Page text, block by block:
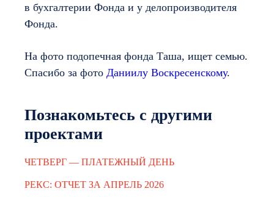
в бухгалтерии Фонда и у делопроизводителя
Фонда.
На фото подопечная фонда Таша, ищет семью.
Спасибо за фото Даниилу Воскресенскому.
Познакомьтесь с другими
проектами
ЧЕТВЕРГ — ПЛАТЕЖНЫЙ ДЕНЬ
РЕКС: ОТЧЕТ ЗА АПРЕЛЬ 2026